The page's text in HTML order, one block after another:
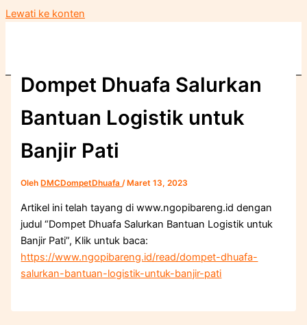
Lewati ke konten
Dompet Dhuafa Salurkan
Bantuan Logistik untuk
Banjir Pati
Oleh DMCDompetDhuafa/ Maret 13, 2023
Artikel ini telah tayang di www.ngopibareng.id dengan
judul “Dompet Dhuafa Salurkan Bantuan Logistik untuk
Banjir Pati”, Klik untuk baca:
https://www.ngopibareng.id/read/dompet-dhuafa-
salurkan-bantuan-logistik-untuk-banjir-pati